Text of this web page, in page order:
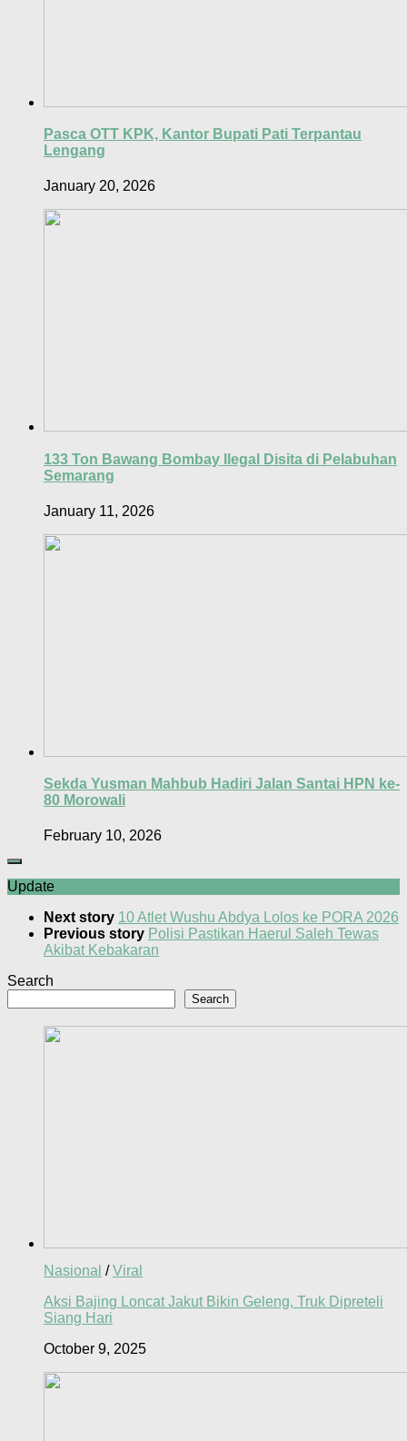
Pasca OTT KPK, Kantor Bupati Pati Terpantau
Lengang
January 20, 2026
133 Ton Bawang Bombay Ilegal Disita di Pelabuhan
Semarang
January 11, 2026
Sekda Yusman Mahbub Hadiri Jalan Santai HPN ke-
80 Morowali
February 10, 2026
Update
Next story 10 Atlet Wushu Abdya Lolos ke PORA 2026
Previous story Polisi Pastikan Haerul Saleh Tewas
Akibat Kebakaran
Search
Search
Nasional /Viral
Aksi Bajing Loncat Jakut Bikin Geleng, Truk Dipreteli
Siang Hari
October 9, 2025